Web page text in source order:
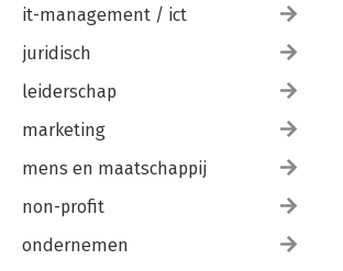
it-management / ict
juridisch
leiderschap
marketing
mens en maatschappij
non-profit
ondernemen